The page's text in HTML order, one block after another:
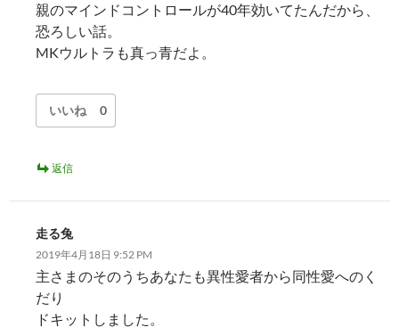
親のマインドコントロールが40年効いてたんだから、
恐ろしい話。
MKウルトラも真っ青だよ。
いいね 0
返信
走る兔
2019年4月18日 9:52 PM
主さまのそのうちあなたも異性愛者から同性愛へのく
だり
ドキットしました。